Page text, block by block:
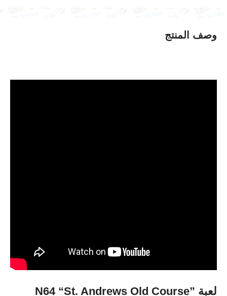
وصف المنتج
لعبة N64 “St. Andrews Old Course”